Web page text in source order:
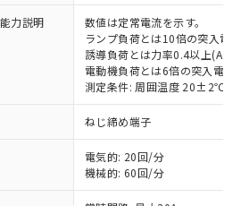
力説明
数値は定常電流を示す。
ランプ負荷とは10倍の突入電
誘導負荷とは力率0.4以上(AC)
電動機負荷とは6倍の突入電流
測定条件: 周囲温度 20±2℃、
ねじ締め端子
電気的: 20回/分
機械的: 60回/分
RoHS指令（10物質）の
製品が提供可能な商品で
指令（10物質）の非含
品に切り替える予定のある